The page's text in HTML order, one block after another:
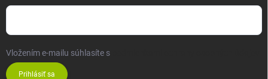
Vložením e-mailu súhlasíte s
Prihlásiť sa